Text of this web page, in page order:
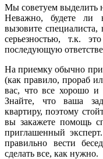
Мы советуем выделить
Неважно, будете ли
вызовите
серьезностью, т.к.
последующую
На приемку обычно
(как правило, прораб
вас, что все хорошо и
Знайте, что ваша
квартиру, поэтому
вы закажете помощь
приглашенный
правильно вести
сделать все, как нужно.